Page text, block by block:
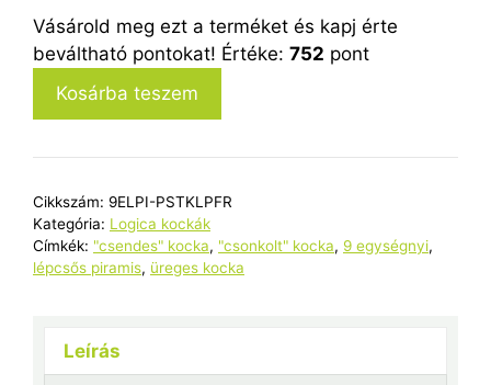
Vásárold meg ezt a terméket és kapj érte
beváltható pontokat! Értéke: 752 pont
Piros-
sárga-
"lépcsős
piramis"
fekete
ráccsal
mennyiség
Kosárba teszem
Cikkszám: 9ELPI-PSTKLPFR
Kategória: Logica kockák
Címkék: "csendes" kocka, "csonkolt" kocka, 9 egységnyi,
lépcsős piramis, üreges kocka
Leírás